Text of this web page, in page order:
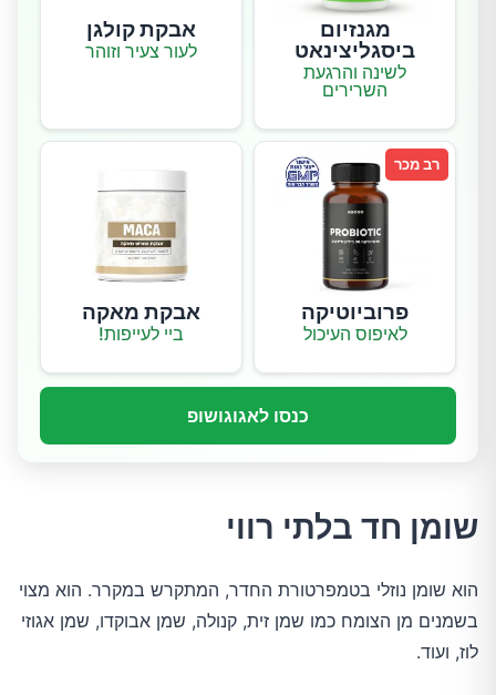
מגנזיום
ביסגליצינאט
לשינה והרגעת
השרירים
אבקת קולגן
לעור צעיר וזוהר
רב מכר
פרוביוטיקה
לאיפוס העיכול
אבקת מאקה
ביי לעייפות!
כנסו לאגוגושופ
שומן חד בלתי רווי
הוא שומן נוזלי בטמפרטורת החדר, המתקרש במקרר. הוא מצוי
בשמנים מן הצומח כמו שמן זית, קנולה, שמן אבוקדו, שמן אגוזי
לוז, ועוד.